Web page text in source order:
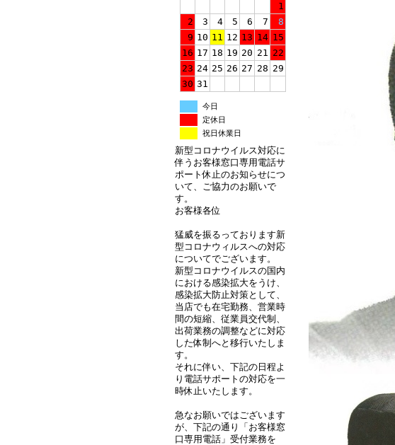
1
2
3 4 5 6 7
8
9 10 11 12 13 14 15
16 17 18 19 20 21 22
23 24 25 26 27 28 29
30 31
今日
定休日
祝日休業日
新型コロナウイルス対応に
伴うお客様窓口専用電話サ
ポート休止のお知らせにつ
いて、ご協力のお願いで
す。
お客様各位
猛威を振るっております新
型コロナウィルスへの対応
についてでございます。
新型コロナウイルスの国内
における感染拡大をうけ、
感染拡大防止対策として、
当店でも在宅勤務、営業時
間の短縮、従業員交代制、
出荷業務の調整などに対応
した体制へと移行いたしま
す。
それに伴い、下記の日程よ
り電話サポートの対応を一
時休止いたします。
急なお願いではございます
が、下記の通り「お客様窓
口専用電話」受付業務を